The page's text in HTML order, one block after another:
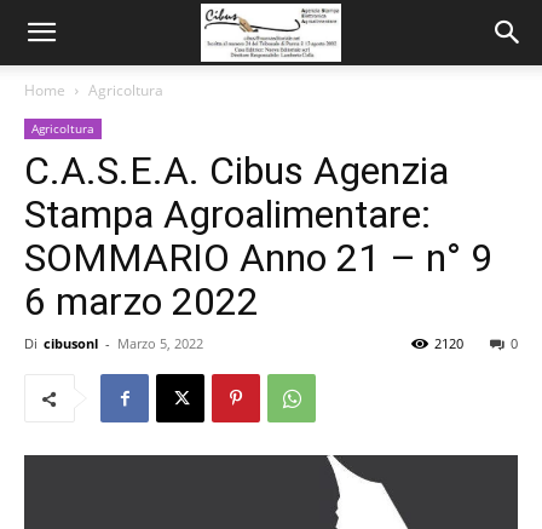
Home Agricoltura
Agricoltura
C.A.S.E.A. Cibus Agenzia
Stampa Agroalimentare:
SOMMARIO Anno 21 – n° 9
6 marzo 2022
Di cibusonl - Marzo 5, 2022 0
2120